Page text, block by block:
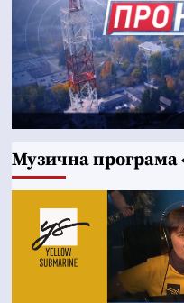
Музична програма